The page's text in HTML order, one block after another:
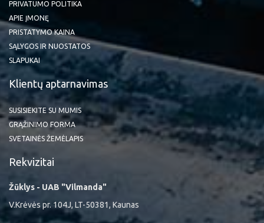
PRIVATUMO POLITIKA
APIE ĮMONĘ
PRISTATYMO KAINA
SĄLYGOS IR NUOSTATOS
SLAPUKAI
Klientų aptarnavimas
SUSISIEKITE SU MUMIS
GRĄŽINIMO FORMA
SVETAINĖS ŽEMĖLAPIS
Rekvizitai
Žūklys - UAB "Vilmanda"
V.Krėvės pr. 104J, LT-50381, Kaunas